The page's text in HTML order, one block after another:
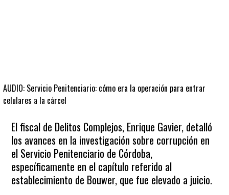
AUDIO: Servicio Penitenciario: cómo era la operación para entrar
celulares a la cárcel
El fiscal de Delitos Complejos, Enrique Gavier, detalló
los avances en la investigación sobre corrupción en
el Servicio Penitenciario de Córdoba,
específicamente en el capítulo referido al
establecimiento de Bouwer, que fue elevado a juicio.